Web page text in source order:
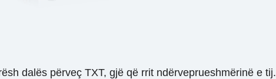
dalës përveç TXT, gjë që rrit ndërveprueshmërinë e tij.